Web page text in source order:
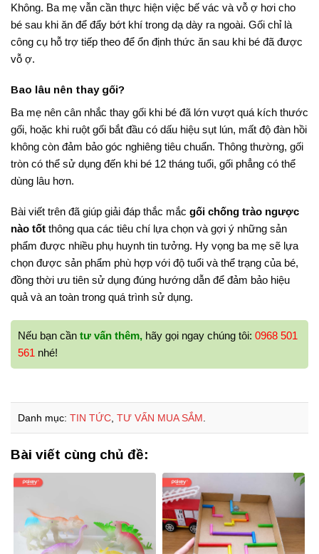
Không. Ba mẹ vẫn cần thực hiện việc bế vác và vỗ ợ hơi cho
bé sau khi ăn để đẩy bớt khí trong dạ dày ra ngoài. Gối chỉ là
công cụ hỗ trợ tiếp theo để ổn định thức ăn sau khi bé đã được
vỗ ợ.
Bao lâu nên thay gối?
Ba mẹ nên cân nhắc thay gối khi bé đã lớn vượt quá kích thước
gối, hoặc khi ruột gối bắt đầu có dấu hiệu sụt lún, mất độ đàn hồi
không còn đảm bảo góc nghiêng tiêu chuẩn. Thông thường, gối
tròn có thể sử dụng đến khi bé 12 tháng tuổi, gối phẳng có thể
dùng lâu hơn.
Bài viết trên đã giúp giải đáp thắc mắc gối chống trào ngược
nào tốt thông qua các tiêu chí lựa chọn và gợi ý những sản
phẩm được nhiều phụ huynh tin tưởng. Hy vọng ba mẹ sẽ lựa
chọn được sản phẩm phù hợp với độ tuổi và thể trạng của bé,
đồng thời ưu tiên sử dụng đúng hướng dẫn để đảm bảo hiệu
quả và an toàn trong quá trình sử dụng.
Nếu bạn cần tư vấn thêm, hãy gọi ngay chúng tôi: 0968 501
561 nhé!
Danh mục: TIN TỨC, TƯ VẤN MUA SẮM.
Bài viết cùng chủ đề: